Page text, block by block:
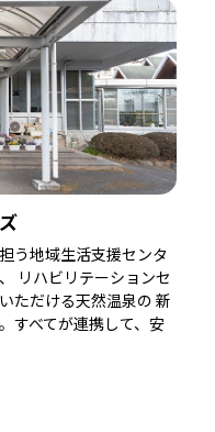
う地域生活支援センタ
リハビリテーションセ
ただける天然温泉の 新
すべてが連携して、安